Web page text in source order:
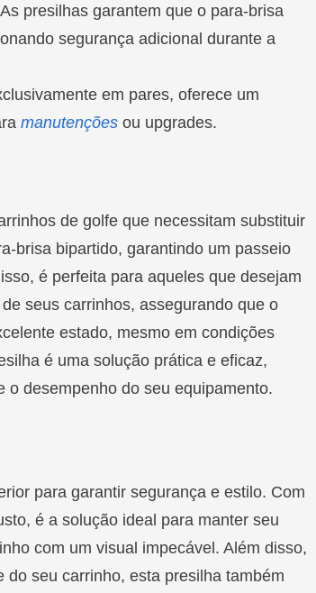
presilhas garantem que o para-brisa
segurança adicional durante a
em pares, oferece um
manutenções ou upgrades.
de golfe que necessitam substituir
brisa bipartido, garantindo um passeio
é perfeita para aqueles que desejam
seus carrinhos, assegurando que o
estado, mesmo em condições
é uma solução prática e eficaz,
o desempenho do seu equipamento.
para garantir segurança e estilo. Com
é a solução ideal para manter seu
com um visual impecável. Além disso,
do seu carrinho, esta presilha também